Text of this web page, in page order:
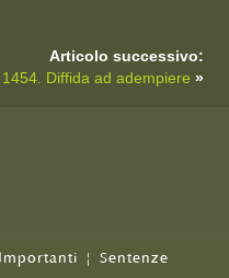
Articolo successivo:
Diffida ad adempiere »
| Sentenze